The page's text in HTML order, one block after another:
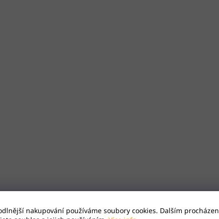
nakupování používáme soubory cookies. Dalším